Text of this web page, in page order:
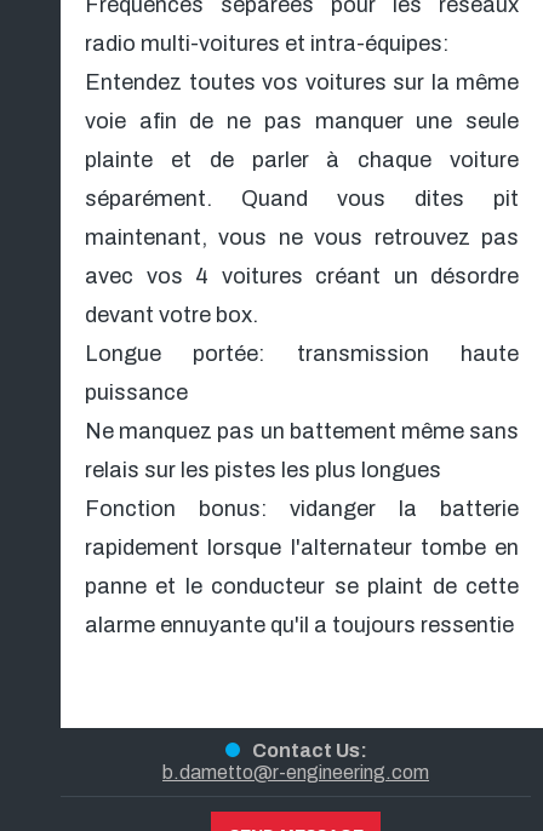
Fréquences séparées pour les réseaux
radio multi-voitures et intra-équipes:
Entendez toutes vos voitures sur la même
voie afin de ne pas manquer une seule
plainte et de parler à chaque voiture
séparément. Quand vous dites pit
maintenant, vous ne vous retrouvez pas
avec vos 4 voitures créant un désordre
devant votre box.
Longue portée: transmission haute
puissance
Ne manquez pas un battement même sans
relais sur les pistes les plus longues
Fonction bonus: vidanger la batterie
rapidement lorsque l'alternateur tombe en
panne et le conducteur se plaint de cette
alarme ennuyante qu'il a toujours ressentie
Contact Us:
b.dametto@r-engineering.com